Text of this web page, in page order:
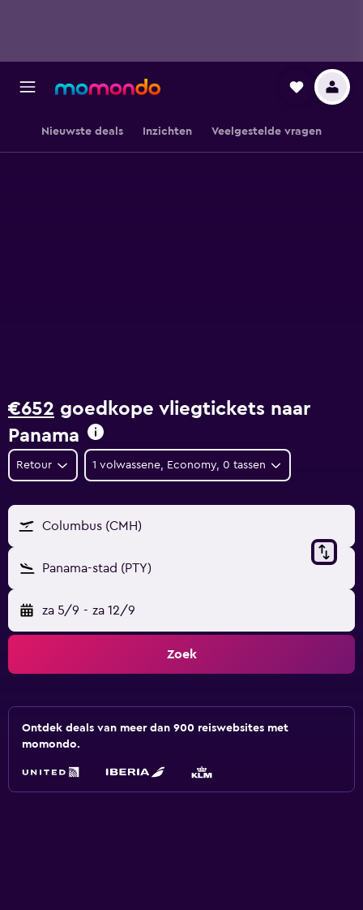
Nieuwste deals Inzichten Veelgestelde vragen
€652 goedkope vliegtickets naar
Panama
Retour 1 volwassene, Economy, 0 tassen
Columbus (CMH)
Panama-stad (PTY)
za 5/9 - za 12/9
Zoek
Ontdek deals van meer dan 900 reiswebsites met
momondo.